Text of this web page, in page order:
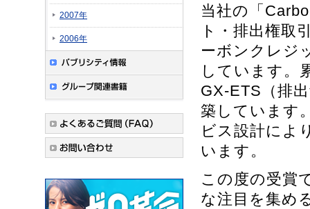
当社の「
ト・排出権取
ーボンクレジ
しています。
GX-ETS（排
築しています
ビス設計によ
います。
この度の受賞
な注目を集め
2007年
2006年